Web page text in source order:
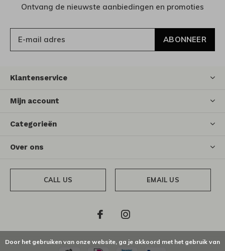
Ontvang de nieuwste aanbiedingen en promoties
ABONNEER
Klantenservice
Mijn account
Categorieën
Over ons
CALL US EMAIL US
Door het gebruiken van onze website, ga je akkoord met het gebruik van